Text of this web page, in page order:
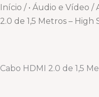
Início / • Áudio e Vídeo /
2.0 de 1,5 Metros – High
Cabo HDMI 2.0 de 1,5